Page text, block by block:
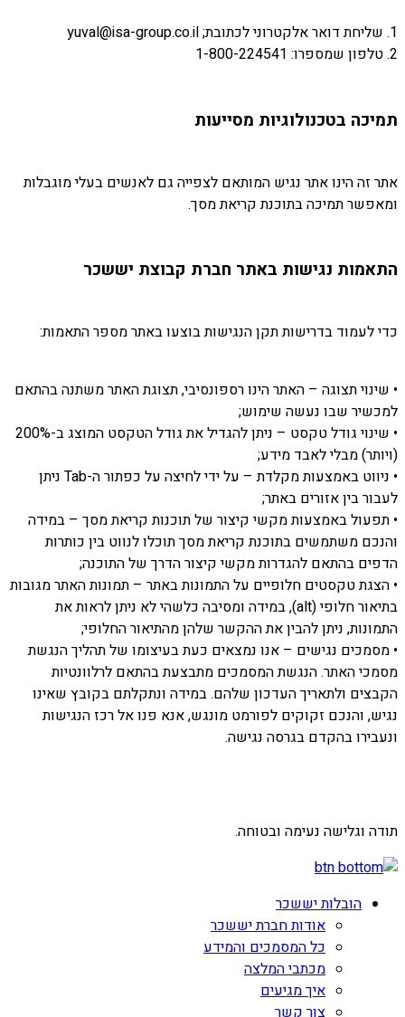
1. שליחת דואר אלקטרוני לכתובת; yuval@isa-group.co.il
2. טלפון שמספרו: 1-800-224541
תמיכה בטכנולוגיות מסייעות
אתר זה הינו אתר נגיש המותאם לצפייה גם לאנשים בעלי מוגבלות
ומאפשר תמיכה בתוכנת קריאת מסך.
התאמות נגישות באתר חברת קבוצת יששכר
כדי לעמוד בדרישות תקן הנגישות בוצעו באתר מספר התאמות:
• שינוי תצוגה – האתר הינו רספונסיבי, תצוגת האתר משתנה בהתאם
למכשיר שבו נעשה שימוש;
• שינוי גודל טקסט – ניתן להגדיל את גודל הטקסט המוצג ב-200%
(ויותר) מבלי לאבד מידע;
• ניווט באמצעות מקלדת – על ידי לחיצה על כפתור ה-Tab ניתן
לעבור בין אזורים באתר;
• תפעול באמצעות מקשי קיצור של תוכנות קריאת מסך – במידה
והנכם משתמשים בתוכנת קריאת מסך תוכלו לנווט בין כותרות
הדפים בהתאם להגדרות מקשי קיצור הדרך של התוכנה;
• הצגת טקסטים חלופיים על התמונות באתר – תמונות האתר מגובות
בתיאור חלופי (alt), במידה ומסיבה כלשהי לא ניתן לראות את
התמונות, ניתן להבין את ההקשר שלהן מהתיאור החלופי;
• מסמכים נגישים – אנו נמצאים כעת בעיצומו של תהליך הנגשת
מסמכי האתר. הנגשת המסמכים מתבצעת בהתאם לרלוונטיות
הקבצים ולתאריך העדכון שלהם. במידה ונתקלתם בקובץ שאינו
נגיש, והנכם זקוקים לפורמט מונגש, אנא פנו אל רכז הנגישות
ונעבירו בהקדם בגרסה נגישה.
תודה וגלישה נעימה ובטוחה.
הובלות יששכר
אודות חברת יששכר
כל המסמכים והמידע
מכתבי המלצה
איך מגיעים